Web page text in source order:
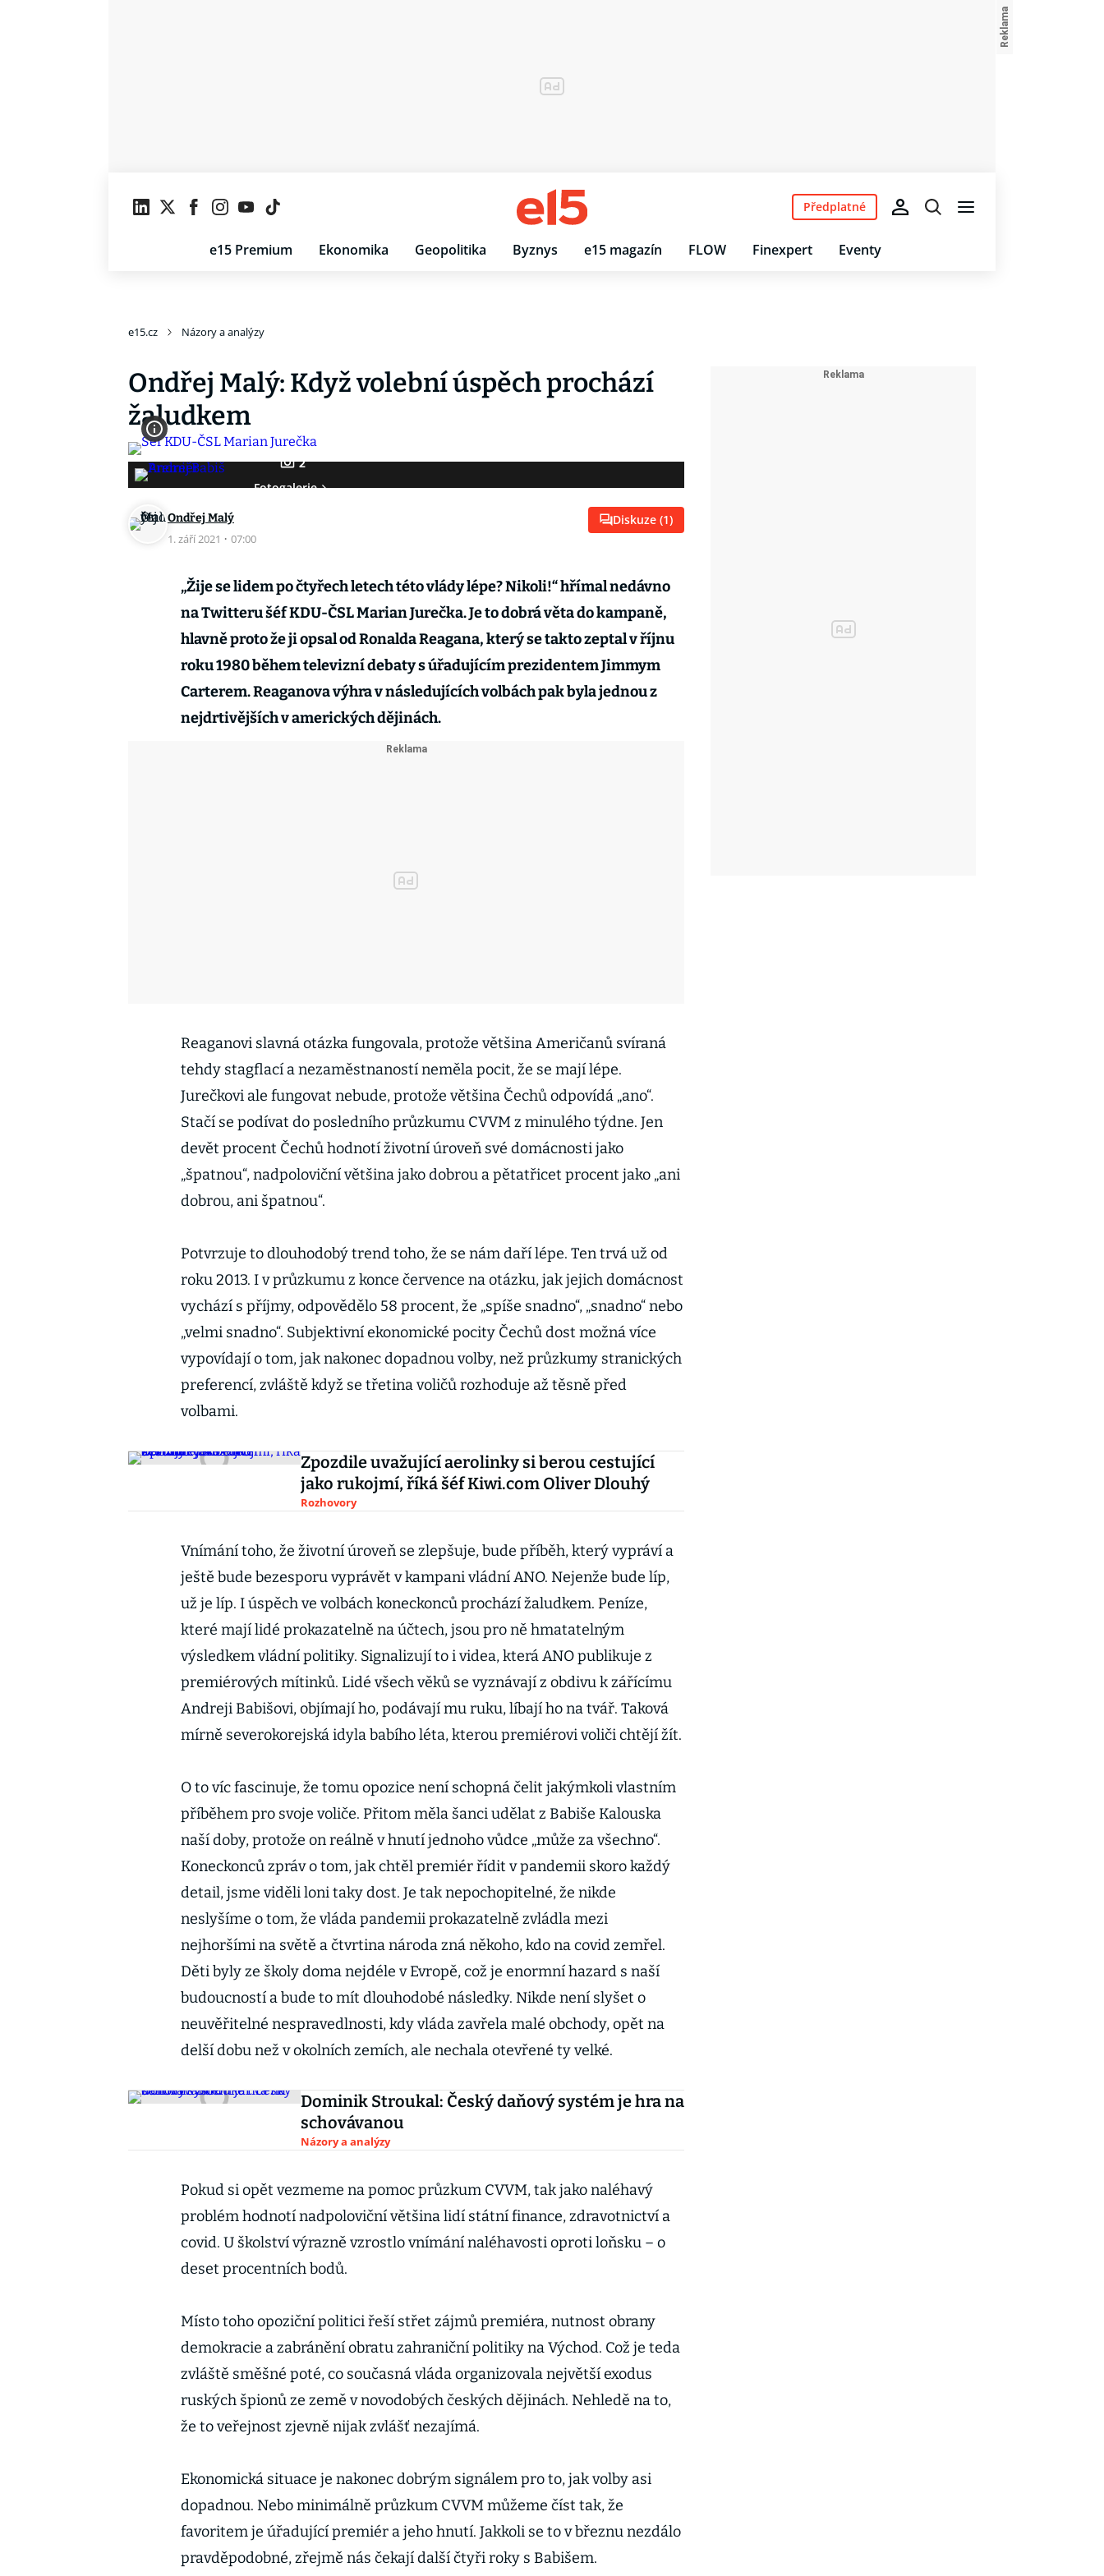
e15 Premium Ekonomika Geopolitika Byznys e15 magazín FLOW Finexpert Eventy
Předplatné
e15.cz Názory a analýzy
Ondřej Malý: Když volební úspěch prochází
žaludkem
2
Fotogalerie
Ondřej Malý
1. září 2021 · 07:00
Diskuze (1)
„Žije se lidem po čtyřech letech této vlády lépe? Nikoli!“ hřímal nedávno
na Twitteru šéf KDU-ČSL Marian Jurečka. Je to dobrá věta do kampaně,
hlavně proto že ji opsal od Ronalda Reagana, který se takto zeptal v říjnu
roku 1980 během televizní debaty s úřadujícím prezidentem Jimmym
Carterem. Reaganova výhra v následujících volbách pak byla jednou z
nejdrtivějších v amerických dějinách.
Reaganovi slavná otázka fungovala, protože většina Američanů svíraná
tehdy stagflací a nezaměstnaností neměla pocit, že se mají lépe.
Jurečkovi ale fungovat nebude, protože většina Čechů odpovídá „ano“.
Stačí se podívat do posledního průzkumu CVVM z minulého týdne. Jen
devět procent Čechů hodnotí životní úroveň své domácnosti jako
„špatnou“, nadpoloviční většina jako dobrou a pětatřicet procent jako „ani
dobrou, ani špatnou“.
Potvrzuje to dlouhodobý trend toho, že se nám daří lépe. Ten trvá už od
roku 2013. I v průzkumu z konce července na otázku, jak jejich domácnost
vychází s příjmy, odpovědělo 58 procent, že „spíše snadno“, „snadno“ nebo
„velmi snadno“. Subjektivní ekonomické pocity Čechů dost možná více
vypovídají o tom, jak nakonec dopadnou volby, než průzkumy stranických
preferencí, zvláště když se třetina voličů rozhoduje až těsně před
volbami.
Zpozdile uvažující aerolinky si berou cestující
jako rukojmí, říká šéf Kiwi.com Oliver Dlouhý
Rozhovory
Vnímání toho, že životní úroveň se zlepšuje, bude příběh, který vypráví a
ještě bude bezesporu vyprávět v kampani vládní ANO. Nejenže bude líp,
už je líp. I úspěch ve volbách koneckonců prochází žaludkem. Peníze,
které mají lidé prokazatelně na účtech, jsou pro ně hmatatelným
výsledkem vládní politiky. Signalizují to i videa, která ANO publikuje z
premiérových mítinků. Lidé všech věků se vyznávají z obdivu k zářícímu
Andreji Babišovi, objímají ho, podávají mu ruku, líbají ho na tvář. Taková
mírně severokorejská idyla babího léta, kterou premiérovi voliči chtějí žít.
O to víc fascinuje, že tomu opozice není schopná čelit jakýmkoli vlastním
příběhem pro svoje voliče. Přitom měla šanci udělat z Babiše Kalouska
naší doby, protože on reálně v hnutí jednoho vůdce „může za všechno“.
Koneckonců zpráv o tom, jak chtěl premiér řídit v pandemii skoro každý
detail, jsme viděli loni taky dost. Je tak nepochopitelné, že nikde
neslyšíme o tom, že vláda pandemii prokazatelně zvládla mezi
nejhoršími na světě a čtvrtina národa zná někoho, kdo na covid zemřel.
Děti byly ze školy doma nejdéle v Evropě, což je enormní hazard s naší
budoucností a bude to mít dlouhodobé následky. Nikde není slyšet o
neuvěřitelné nespravedlnosti, kdy vláda zavřela malé obchody, opět na
delší dobu než v okolních zemích, ale nechala otevřené ty velké.
Dominik Stroukal: Český daňový systém je hra na
schovávanou
Názory a analýzy
Pokud si opět vezmeme na pomoc průzkum CVVM, tak jako naléhavý
problém hodnotí nadpoloviční většina lidí státní finance, zdravotnictví a
covid. U školství výrazně vzrostlo vnímání naléhavosti oproti loňsku – o
deset procentních bodů.
Místo toho opoziční politici řeší střet zájmů premiéra, nutnost obrany
demokracie a zabránění obratu zahraniční politiky na Východ. Což je teda
zvláště směšné poté, co současná vláda organizovala největší exodus
ruských špionů ze země v novodobých českých dějinách. Nehledě na to,
že to veřejnost zjevně nijak zvlášť nezajímá.
Ekonomická situace je nakonec dobrým signálem pro to, jak volby asi
dopadnou. Nebo minimálně průzkum CVVM můžeme číst tak, že
favoritem je úřadující premiér a jeho hnutí. Jakkoli se to v březnu nezdálo
pravděpodobné, zřejmě nás čekají další čtyři roky s Babišem.